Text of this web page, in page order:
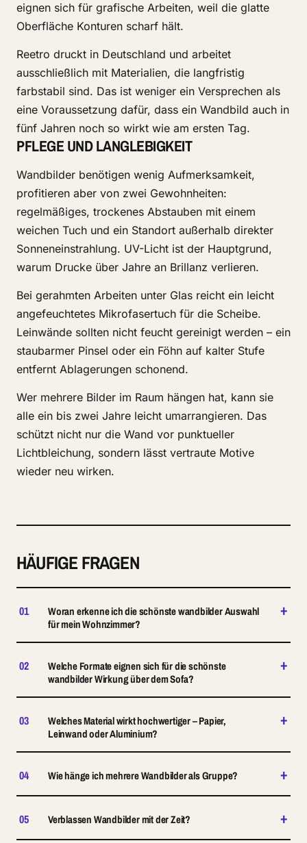
eignen sich für grafische Arbeiten, weil die glatte
Oberfläche Konturen scharf hält.
Reetro druckt in Deutschland und arbeitet
ausschließlich mit Materialien, die langfristig
farbstabil sind. Das ist weniger ein Versprechen als
eine Voraussetzung dafür, dass ein Wandbild auch in
fünf Jahren noch so wirkt wie am ersten Tag.
PFLEGE UND LANGLEBIGKEIT
Wandbilder benötigen wenig Aufmerksamkeit,
profitieren aber von zwei Gewohnheiten:
regelmäßiges, trockenes Abstauben mit einem
weichen Tuch und ein Standort außerhalb direkter
Sonneneinstrahlung. UV-Licht ist der Hauptgrund,
warum Drucke über Jahre an Brillanz verlieren.
Bei gerahmten Arbeiten unter Glas reicht ein leicht
angefeuchtetes Mikrofasertuch für die Scheibe.
Leinwände sollten nicht feucht gereinigt werden – ein
staubarmer Pinsel oder ein Föhn auf kalter Stufe
entfernt Ablagerungen schonend.
Wer mehrere Bilder im Raum hängen hat, kann sie
alle ein bis zwei Jahre leicht umarrangieren. Das
schützt nicht nur die Wand vor punktueller
Lichtbleichung, sondern lässt vertraute Motive
wieder neu wirken.
HÄUFIGE FRAGEN
01
Woran erkenne ich die schönste wandbilder Auswahl
für mein Wohnzimmer?
+
02
Welche Formate eignen sich für die schönste
wandbilder Wirkung über dem Sofa?
+
03
Welches Material wirkt hochwertiger – Papier,
Leinwand oder Aluminium?
+
04 Wie hänge ich mehrere Wandbilder als Gruppe? +
05 Verblassen Wandbilder mit der Zeit? +